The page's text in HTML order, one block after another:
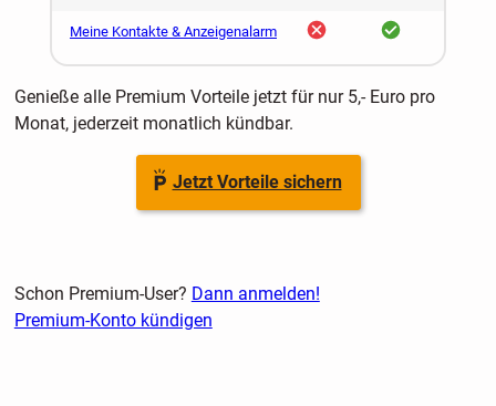
Meine Kontakte & Anzeigenalarm nein ja
Genieße alle Premium Vorteile jetzt für nur 5,- Euro pro
Monat, jederzeit monatlich kündbar.
Jetzt Vorteile sichern
Schon Premium-User? Dann anmelden!
Premium-Konto kündigen